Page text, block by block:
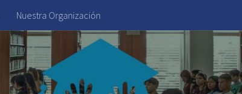
Nuestra Organización